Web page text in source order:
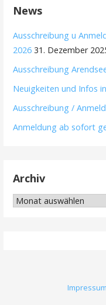
News
Ausschreibung u
2026 31. Dezember
Ausschreibung
Neuigkeiten und Infos
Ausschreibung /
Anmeldung ab sofort
Archiv
Archiv